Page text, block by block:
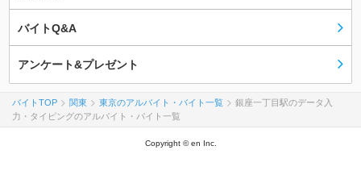
バイトQ&A
アンケート&プレゼント
バイトTOP 関東 東京のアルバイト・バイト一覧
銀座一丁目駅のデータ入
力・タイピングのアルバイト・バイト一覧
Copyright © en Inc.